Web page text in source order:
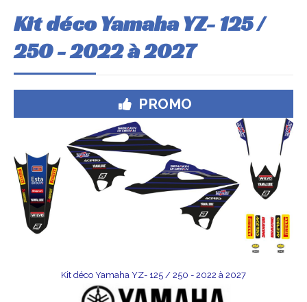
Kit déco Yamaha YZ- 125 /
250 - 2022 à 2027
PROMO
Kit déco Yamaha YZ- 125 / 250 - 2022 à 2027